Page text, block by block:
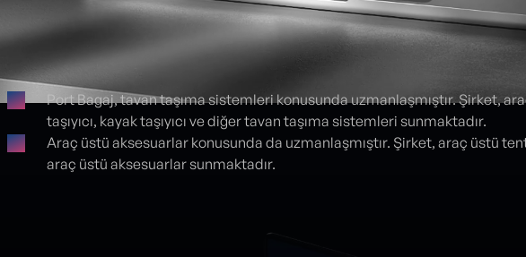
Proje detayları
Port Bagaj, tavan taşıma sistemleri konusunda uzmanlaşmıştır. Şirket,
taşıyıcı, kayak taşıyıcı ve diğer tavan taşıma sistemleri sunmaktadır.
Araç üstü aksesuarlar konusunda da uzmanlaşmıştır. Şirket, araç üstü
araç üstü aksesuarlar sunmaktadır.